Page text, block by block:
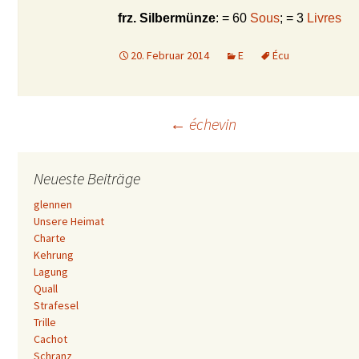
frz. Silbermünze: = 60 Sous; = 3 Livres
20. Februar 2014 E Écu
Beitrags-
Navigation
← échevin
Neueste Beiträge
glennen
Unsere Heimat
Charte
Kehrung
Lagung
Quall
Strafesel
Trille
Cachot
Schranz